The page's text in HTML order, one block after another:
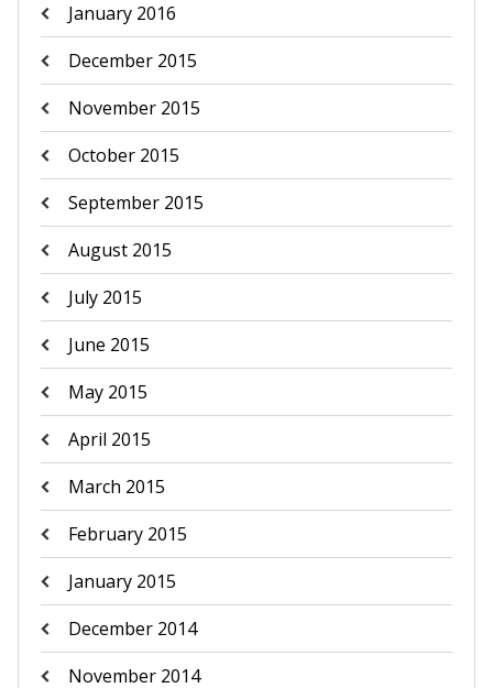
January 2016
December 2015
November 2015
October 2015
September 2015
August 2015
July 2015
June 2015
May 2015
April 2015
March 2015
February 2015
January 2015
December 2014
November 2014